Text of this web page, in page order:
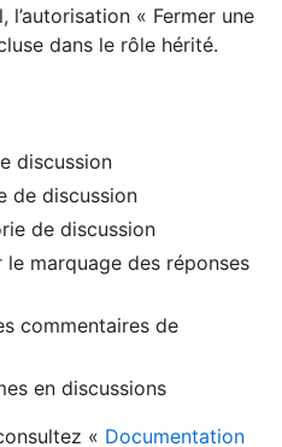
l’autorisation « Fermer une
dans le rôle hérité.
discussion
de discussion
de discussion
marquage des réponses
commentaires de
en discussions
« Documentation